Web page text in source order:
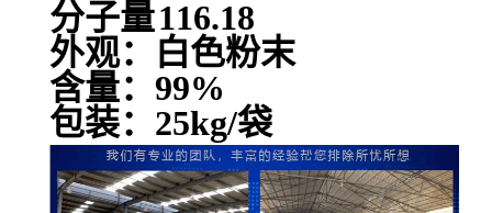
分子量116.18
外观：白色粉末
含量：99%
包装：25kg/袋